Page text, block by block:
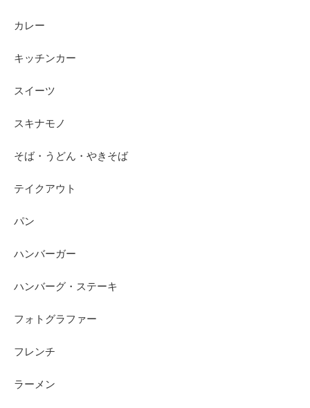
カレー
キッチンカー
スイーツ
スキナモノ
そば・うどん・やきそば
テイクアウト
パン
ハンバーガー
ハンバーグ・ステーキ
フォトグラファー
フレンチ
ラーメン